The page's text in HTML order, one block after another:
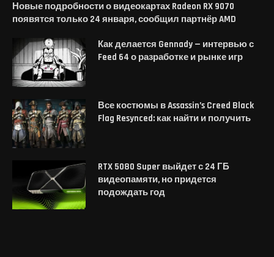
Новые подробности о видеокартах Radeon RX 9070
появятся только 24 января, сообщил партнёр AMD
Как делается Gennady — интервью с
Feed 64 о разработке и рынке игр
Все костюмы в Assassin’s Creed Black
Flag Resynced: как найти и получить
RTX 5080 Super выйдет с 24 ГБ
видеопамяти, но придется
подождать год